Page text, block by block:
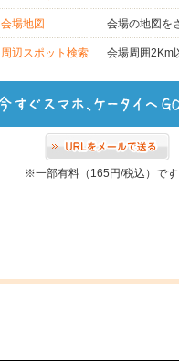
会場地図 会場の地図を
周辺スポット検索 会場周囲2Km
※一部有料（165円/税込）で